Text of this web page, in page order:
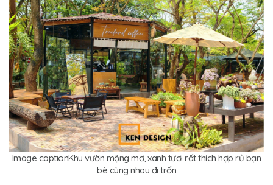
Image captionKhu vườn mộng mơ, xanh tươi rất thích hợp rủ bạn
bè cùng nhau đi trốn